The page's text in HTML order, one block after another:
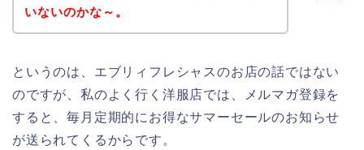
いないのかな～。
というのは、エブリィフレシャスのお店の話ではない
のですが、私のよく行く洋服店では、メルマガ登録を
すると、毎月定期的にお得なサマーセールのお知らせ
が送られてくるからです。